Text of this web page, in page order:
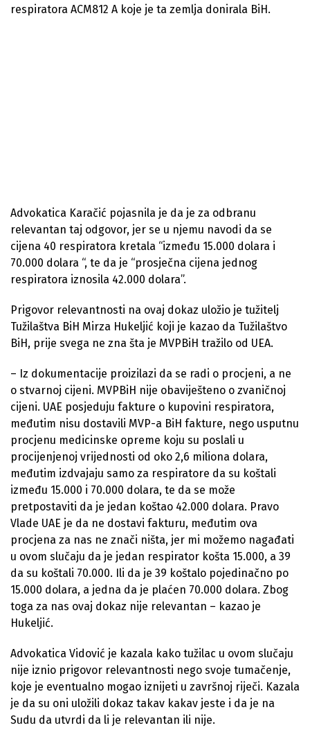
respiratora ACM812 A koje je ta zemlja donirala BiH.
Advokatica Karačić pojasnila je da je za odbranu
relevantan taj odgovor, jer se u njemu navodi da se
cijena 40 respiratora kretala “između 15.000 dolara i
70.000 dolara “, te da je “prosječna cijena jednog
respiratora iznosila 42.000 dolara”.
Prigovor relevantnosti na ovaj dokaz uložio je tužitelj
Tužilaštva BiH Mirza Hukeljić koji je kazao da Tužilaštvo
BiH, prije svega ne zna šta je MVPBiH tražilo od UEA.
– Iz dokumentacije proizilazi da se radi o procjeni, a ne
o stvarnoj cijeni. MVPBiH nije obaviješteno o zvaničnoj
cijeni. UAE posjeduju fakture o kupovini respiratora,
međutim nisu dostavili MVP-a BiH fakture, nego usputnu
procjenu medicinske opreme koju su poslali u
procijenjenoj vrijednosti od oko 2,6 miliona dolara,
međutim izdvajaju samo za respiratore da su koštali
između 15.000 i 70.000 dolara, te da se može
pretpostaviti da je jedan koštao 42.000 dolara. Pravo
Vlade UAE je da ne dostavi fakturu, međutim ova
procjena za nas ne znači ništa, jer mi možemo nagađati
u ovom slučaju da je jedan respirator košta 15.000, a 39
da su koštali 70.000. Ili da je 39 koštalo pojedinačno po
15.000 dolara, a jedna da je plaćen 70.000 dolara. Zbog
toga za nas ovaj dokaz nije relevantan – kazao je
Hukeljić.
Advokatica Vidović je kazala kako tužilac u ovom slučaju
nije iznio prigovor relevantnosti nego svoje tumačenje,
koje je eventualno mogao iznijeti u završnoj riječi. Kazala
je da su oni uložili dokaz takav kakav jeste i da je na
Sudu da utvrdi da li je relevantan ili nije.